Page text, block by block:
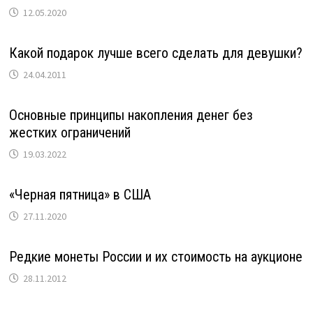
12.05.2020
Какой подарок лучше всего сделать для девушки?
24.04.2011
Основные принципы накопления денег без
жестких ограничений
19.03.2022
«Черная пятница» в США
27.11.2020
Редкие монеты России и их стоимость на аукционе
28.11.2012